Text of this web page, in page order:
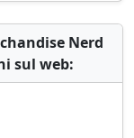
Nerd
sul web: